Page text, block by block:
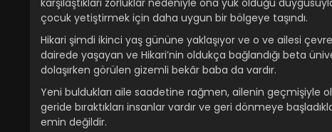
karşılaştıkları zorluklar nedeniyle ona yük olduğu
çocuk yetiştirmek için daha uygun bir bölgeye taşındı.
Hikari şimdi ikinci yaş gününe yaklaşıyor ve o ve ailesi
dairede yaşayan ve Hikari’nin oldukça bağlandığı beta
dolaşırken görülen gizemli bekâr baba da vardır.
Yeni buldukları aile saadetine rağmen, ailenin geçmişiyle
geride bıraktıkları insanlar vardır ve geri dönmeye
emin değildir.